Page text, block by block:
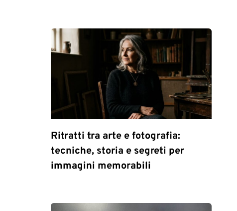
Ritratti tra arte e fotografia:
tecniche, storia e segreti per
immagini memorabili